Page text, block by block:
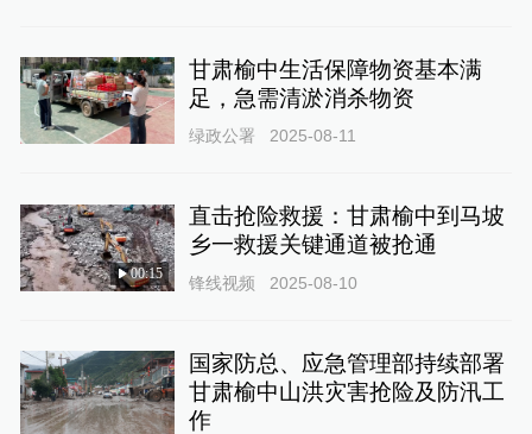
甘肃榆中生活保障物资基本满
足，急需清淤消杀物资
绿政公署 2025-08-11
00:15
直击抢险救援：甘肃榆中到马坡
乡一救援关键通道被抢通
锋线视频 2025-08-10
国家防总、应急管理部持续部署
甘肃榆中山洪灾害抢险及防汛工
作